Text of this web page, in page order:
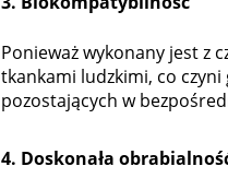
Ponieważ wykonany jest z
tkankami ludzkimi, co
pozostających w
4. Doskonała